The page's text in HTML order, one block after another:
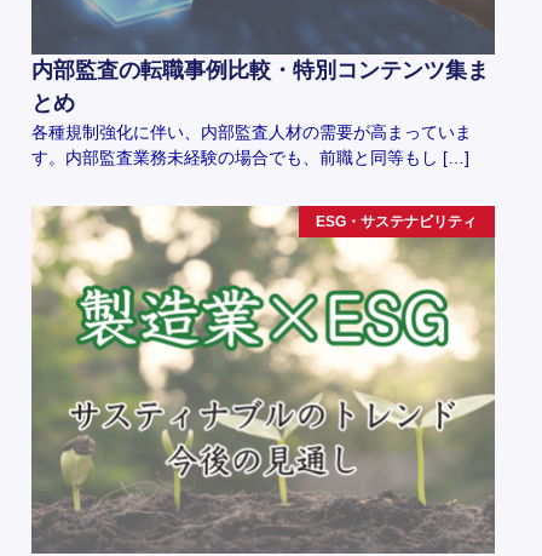
内部監査の転職事例比較・特別コンテンツ集ま
とめ
各種規制強化に伴い、内部監査人材の需要が高まっていま
す。内部監査業務未経験の場合でも、前職と同等もし […]
ESG・サステナビリティ